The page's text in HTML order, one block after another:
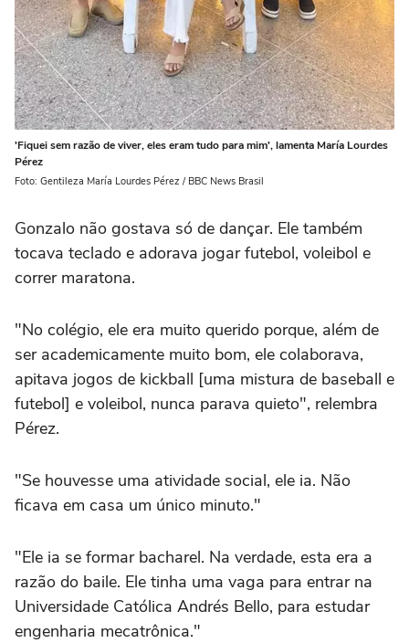
'Fiquei sem razão de viver, eles eram tudo para mim', lamenta María Lourdes
Pérez
Foto: Gentileza María Lourdes Pérez / BBC News Brasil
Gonzalo não gostava só de dançar. Ele também
tocava teclado e adorava jogar futebol, voleibol e
correr maratona.
"No colégio, ele era muito querido porque, além de
ser academicamente muito bom, ele colaborava,
apitava jogos de kickball [uma mistura de baseball e
futebol] e voleibol, nunca parava quieto", relembra
Pérez.
"Se houvesse uma atividade social, ele ia. Não
ficava em casa um único minuto."
"Ele ia se formar bacharel. Na verdade, esta era a
razão do baile. Ele tinha uma vaga para entrar na
Universidade Católica Andrés Bello, para estudar
engenharia mecatrônica."